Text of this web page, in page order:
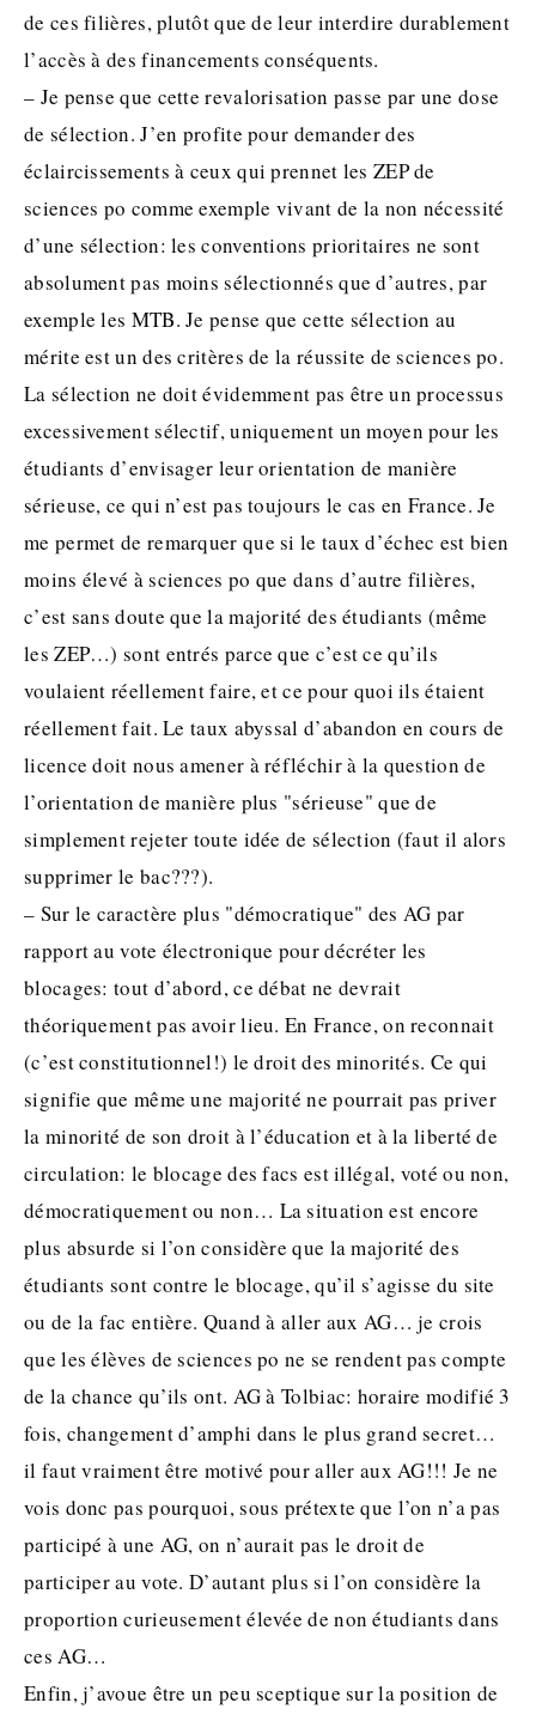
de ces filières, plutôt que de leur interdire durablement
l’accès à des financements conséquents.
– Je pense que cette revalorisation passe par une dose
de sélection. J’en profite pour demander des
éclaircissements à ceux qui prennet les ZEP de
sciences po comme exemple vivant de la non nécessité
d’une sélection: les conventions prioritaires ne sont
absolument pas moins sélectionnés que d’autres, par
exemple les MTB. Je pense que cette sélection au
mérite est un des critères de la réussite de sciences po.
La sélection ne doit évidemment pas être un processus
excessivement sélectif, uniquement un moyen pour les
étudiants d’envisager leur orientation de manière
sérieuse, ce qui n’est pas toujours le cas en France. Je
me permet de remarquer que si le taux d’échec est bien
moins élevé à sciences po que dans d’autre filières,
c’est sans doute que la majorité des étudiants (même
les ZEP…) sont entrés parce que c’est ce qu’ils
voulaient réellement faire, et ce pour quoi ils étaient
réellement fait. Le taux abyssal d’abandon en cours de
licence doit nous amener à réfléchir à la question de
l’orientation de manière plus "sérieuse" que de
simplement rejeter toute idée de sélection (faut il alors
supprimer le bac???).
– Sur le caractère plus "démocratique" des AG par
rapport au vote électronique pour décréter les
blocages: tout d’abord, ce débat ne devrait
théoriquement pas avoir lieu. En France, on reconnait
(c’est constitutionnel!) le droit des minorités. Ce qui
signifie que même une majorité ne pourrait pas priver
la minorité de son droit à l’éducation et à la liberté de
circulation: le blocage des facs est illégal, voté ou non,
démocratiquement ou non… La situation est encore
plus absurde si l’on considère que la majorité des
étudiants sont contre le blocage, qu’il s’agisse du site
ou de la fac entière. Quand à aller aux AG… je crois
que les élèves de sciences po ne se rendent pas compte
de la chance qu’ils ont. AG à Tolbiac: horaire modifié 3
fois, changement d’amphi dans le plus grand secret…
il faut vraiment être motivé pour aller aux AG!!! Je ne
vois donc pas pourquoi, sous prétexte que l’on n’a pas
participé à une AG, on n’aurait pas le droit de
participer au vote. D’autant plus si l’on considère la
proportion curieusement élevée de non étudiants dans
ces AG…
Enfin, j’avoue être un peu sceptique sur la position de